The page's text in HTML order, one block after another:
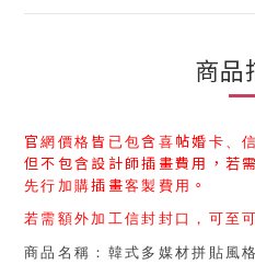
商品
官網價格皆已包含喜帖婚卡、
但不包含設計師插畫費用， 若
先行加購插畫客製費用 。
若需額外加工信封封口，可至
商品名稱： 韓式多媒材拼貼風